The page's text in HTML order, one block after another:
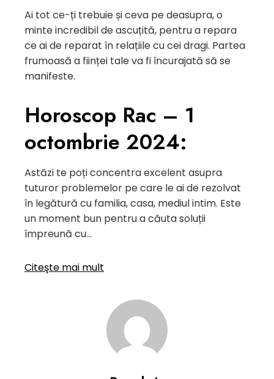
Ai tot ce-ți trebuie și ceva pe deasupra, o
minte incredibil de ascuțită, pentru a repara
ce ai de reparat în relațiile cu cei dragi. Partea
frumoasă a ființei tale va fi încurajată să se
manifeste.
Horoscop Rac – 1
octombrie 2024:
Astăzi te poți concentra excelent asupra
tuturor problemelor pe care le ai de rezolvat
în legătură cu familia, casa, mediul intim. Este
un moment bun pentru a căuta soluții
împreună cu…
Citeşte mai mult